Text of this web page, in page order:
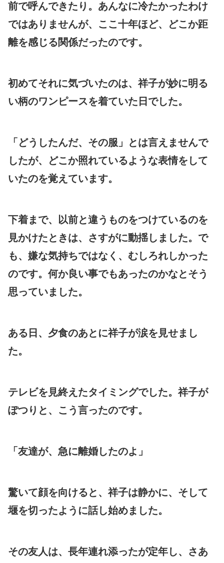
前で呼んできたり。あんなに冷たかったわけ
ではありませんが、ここ十年ほど、どこか距
離を感じる関係だったのです。
初めてそれに気づいたのは、祥子が妙に明る
い柄のワンピースを着ていた日でした。
「どうしたんだ、その服」とは言えませんで
したが、どこか照れているような表情をして
いたのを覚えています。
下着まで、以前と違うものをつけているのを
見かけたときは、さすがに動揺しました。で
も、嫌な気持ちではなく、むしろれしかった
のです。何か良い事でもあったのかなとそう
思っていました。
ある日、夕食のあとに祥子が涙を見せまし
た。
テレビを見終えたタイミングでした。祥子が
ぽつりと、こう言ったのです。
「友達が、急に離婚したのよ」
驚いて顔を向けると、祥子は静かに、そして
堰を切ったように話し始めました。
その友人は、長年連れ添ったが定年し、さあ